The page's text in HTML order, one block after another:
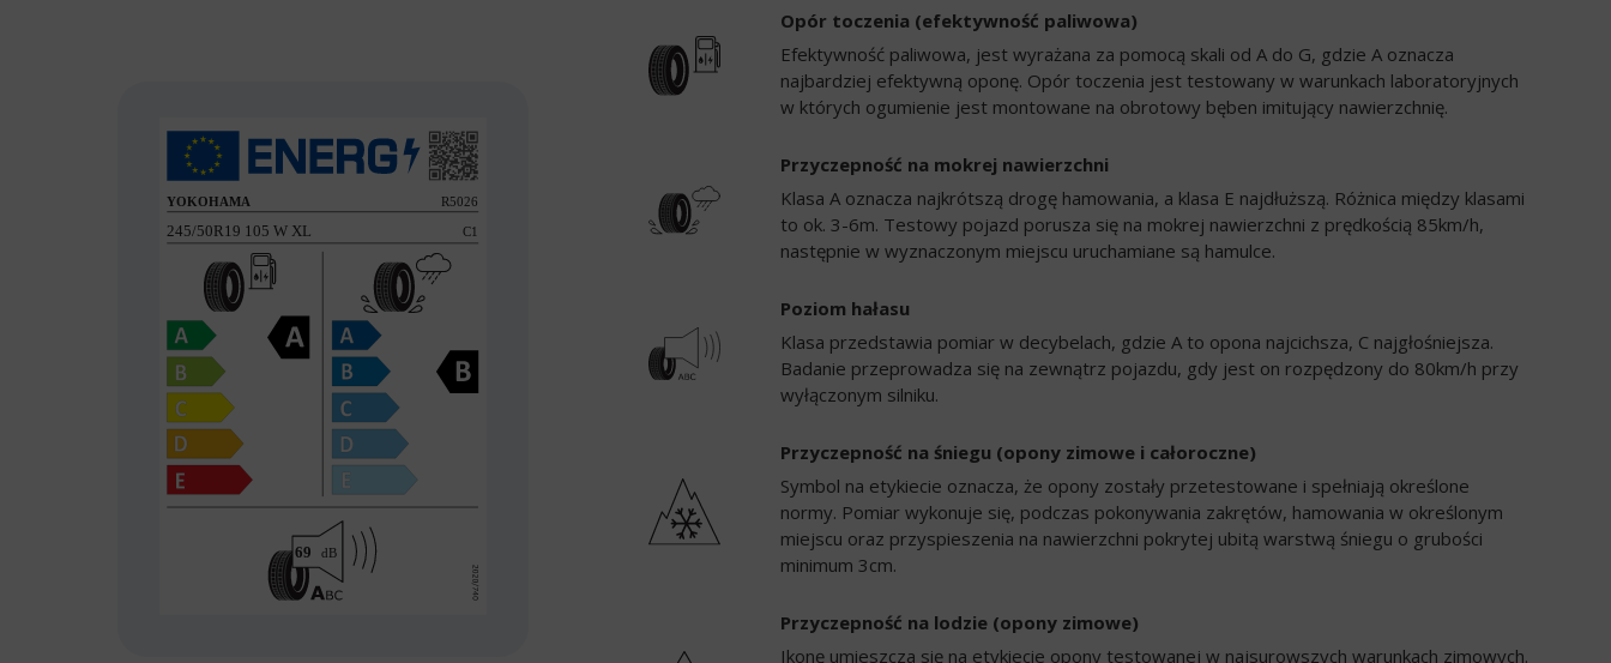
Opór toczenia (efektywność paliwowa)
Efektywność paliwowa, jest wyrażana za pomocą skali od A do G, gdzie A oznacza
najbardziej efektywną oponę. Opór toczenia jest testowany w warunkach laboratoryjnych
w których ogumienie jest montowane na obrotowy bęben imitujący nawierzchnię.
Przyczepność na mokrej nawierzchni
Klasa A oznacza najkrótszą drogę hamowania, a klasa E najdłuższą. Różnica między klasami
to ok. 3-6m. Testowy pojazd porusza się na mokrej nawierzchni z prędkością 85km/h,
następnie w wyznaczonym miejscu uruchamiane są hamulce.
Poziom hałasu
Klasa przedstawia pomiar w decybelach, gdzie A to opona najcichsza, C najgłośniejsza.
Badanie przeprowadza się na zewnątrz pojazdu, gdy jest on rozpędzony do 80km/h przy
wyłączonym silniku.
Przyczepność na śniegu (opony zimowe i całoroczne)
Symbol na etykiecie oznacza, że opony zostały przetestowane i spełniają określone
normy. Pomiar wykonuje się, podczas pokonywania zakrętów, hamowania w określonym
miejscu oraz przyspieszenia na nawierzchni pokrytej ubitą warstwą śniegu o grubości
minimum 3cm.
Przyczepność na lodzie (opony zimowe)
Ikonę umieszcza się na etykiecie opony testowanej w najsurowszych warunkach zimowych.